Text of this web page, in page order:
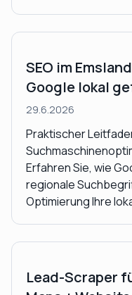
SEO im
Google lokal
29.6.2026
Praktischer
Erfahren Sie, wie
regionale
Optimierung Ihre
Lead-Scraper